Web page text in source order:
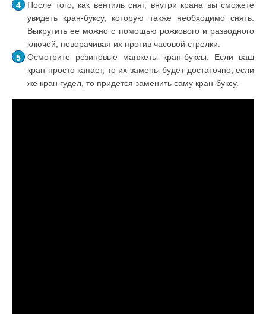
После того, как вентиль снят, внутри крана вы сможете
увидеть кран-буксу, которую также необходимо снять.
Выкрутить ее можно с помощью рожкового и разводного
ключей, поворачивая их против часовой стрелки.
Осмотрите резиновые манжеты кран-буксы. Если ваш
кран просто капает, то их замены будет достаточно, если
же кран гудел, то придется заменить саму кран-буксу.